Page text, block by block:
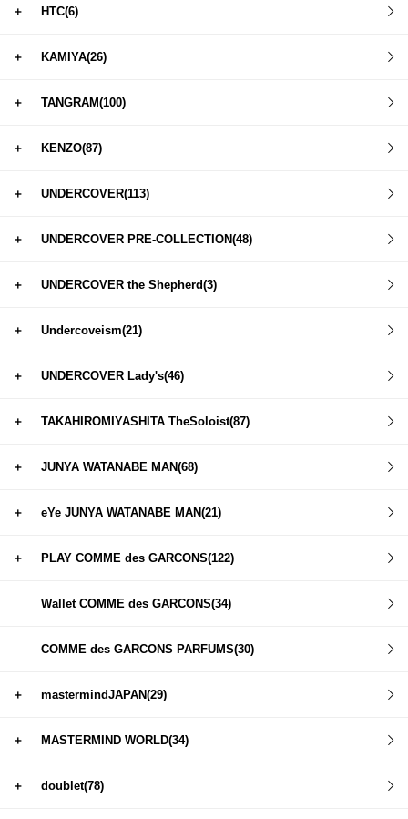
＋ HTC(6)
＋ KAMIYA(26)
＋ TANGRAM(100)
＋ KENZO(87)
＋ UNDERCOVER(113)
＋ UNDERCOVER PRE-COLLECTION(48)
＋ UNDERCOVER the Shepherd(3)
＋ Undercoveism(21)
＋ UNDERCOVER Lady's(46)
＋ TAKAHIROMIYASHITA TheSoloist(87)
＋ JUNYA WATANABE MAN(68)
＋ eYe JUNYA WATANABE MAN(21)
＋ PLAY COMME des GARCONS(122)
Wallet COMME des GARCONS(34)
COMME des GARCONS PARFUMS(30)
＋ mastermindJAPAN(29)
＋ MASTERMIND WORLD(34)
＋ doublet(78)